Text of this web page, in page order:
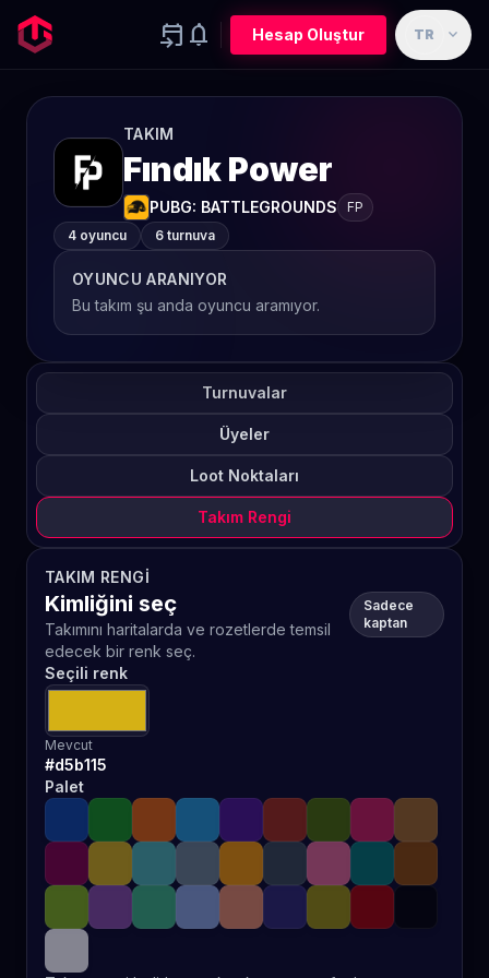
event_upcoming notifications Hesap Oluştur TR expand_more
TAKIM
Fındık Power
PUBG: BATTLEGROUNDS
FP
4 oyuncu
6 turnuva
OYUNCU ARANIYOR
Bu takım şu anda oyuncu aramıyor.
Turnuvalar
Üyeler
Loot Noktaları
Takım Rengi
TAKIM RENGI
Kimliğini seç
Takımını haritalarda ve rozetlerde temsil
edecek bir renk seç.
Sadece
kaptan
Seçili renk
Mevcut
#d5b115
Palet